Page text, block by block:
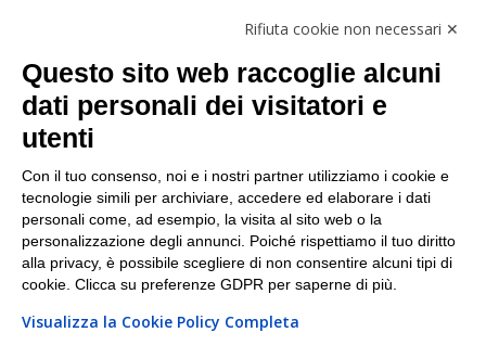
Facebook
Linkedin
I nostri punti di ritiro e spedizione pacchi nelle
maggiori città italiane
Torino|Milano|Roma|Bologna|Firenze| Genova
Napoli|Varese
Rifiuta cookie non necessari ✕
Questo sito web raccoglie alcuni
dati personali dei visitatori e
utenti
Con il tuo consenso, noi e i nostri partner utilizziamo i cookie e
tecnologie simili per archiviare, accedere ed elaborare i dati
personali come, ad esempio, la visita al sito web o la
personalizzazione degli annunci. Poiché rispettiamo il tuo diritto
alla privacy, è possibile scegliere di non consentire alcuni tipi di
cookie. Clicca su preferenze GDPR per saperne di più.
Visualizza la Cookie Policy Completa